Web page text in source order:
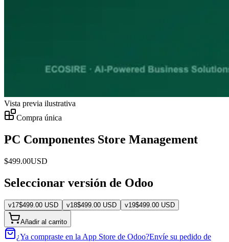
Vista previa ilustrativa
Compra única
PC Componentes Store Management
$499.00USD
Seleccionar versión de Odoo
v17$499.00 USD v18$499.00 USD v19$499.00 USD
Añadir al carrito
¿Ya compraste en la App Store de Odoo?Envíe su pedido de